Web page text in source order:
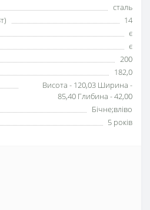
сталь
14
є
є
200
182,0
Висота - 120,03 Ширина -
85,40 Глибина - 42,00
Бічне;вліво
5 років